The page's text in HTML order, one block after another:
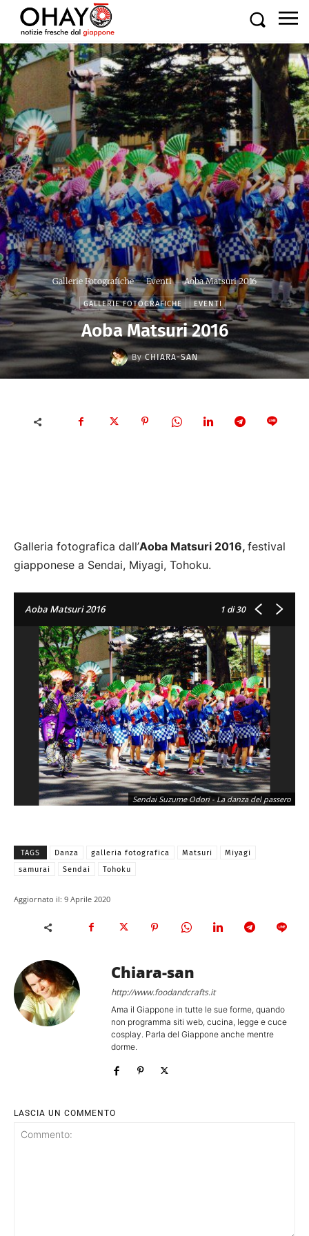
Gallerie Fotografiche Eventi Aoba Matsuri 2016
GALLERIE FOTOGRAFICHE EVENTI
Aoba Matsuri 2016
By CHIARA-SAN
Galleria fotografica dall’Aoba Matsuri 2016, festival
giapponese a Sendai, Miyagi, Tohoku.
Aoba Matsuri 2016 1 di 30
Sendai Suzume Odori - La danza del passero
TAGS Danza galleria fotografica Matsuri
Miyagi
samurai
Sendai Tohoku
Aggiornato il: 9 Aprile 2020
Chiara-san
http://www.foodandcrafts.it
Ama il Giappone in tutte le sue forme, quando
non programma siti web, cucina, legge e cuce
cosplay. Parla del Giappone anche mentre
dorme.
LASCIA UN COMMENTO